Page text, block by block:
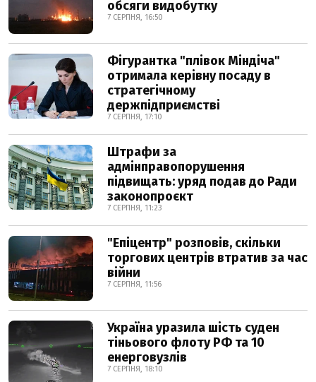
обсяги видобутку
7 СЕРПНЯ, 16:50
Фігурантка "плівок Міндіча"
отримала керівну посаду в
стратегічному
держпідприємстві
7 СЕРПНЯ, 17:10
Штрафи за
адмінправопорушення
підвищать: уряд подав до Ради
законопроєкт
7 СЕРПНЯ, 11:23
"Епіцентр" розповів, скільки
торгових центрів втратив за час
війни
7 СЕРПНЯ, 11:56
Україна уразила шість суден
тіньового флоту РФ та 10
енерговузлів
7 СЕРПНЯ, 18:10